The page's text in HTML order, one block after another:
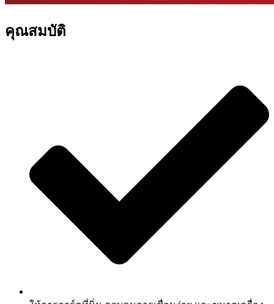
คุณสมบัติ